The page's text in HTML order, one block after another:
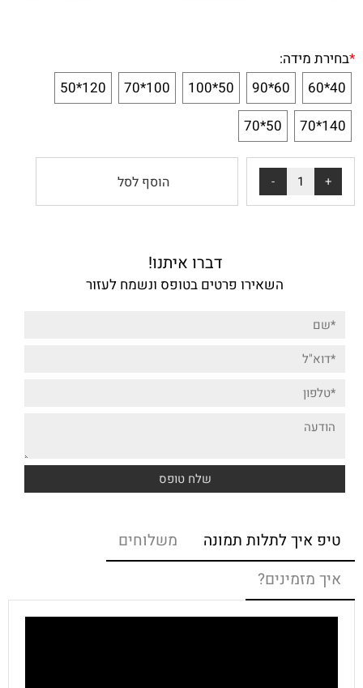
*בחירת מידה:
40*60
60*90
50*100
100*70
120*50
140*70
50*70
הוסף לסל
דברו איתנו!
השאירו פרטים בטופס ונשמח לעזור
טיפ איך לתלות תמונה
משלוחים
איך מזמינים?